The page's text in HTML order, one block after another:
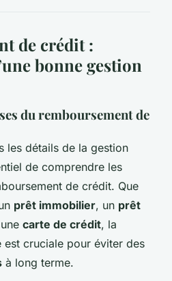
de crédit :
bonne gestion
du remboursement de
les détails de la gestion
de comprendre les
de crédit. Que
prêt immobilier, un prêt
carte de crédit, la
cruciale pour éviter des
à long terme.